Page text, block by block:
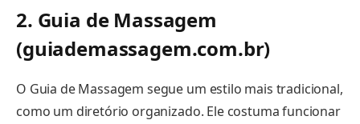
2. Guia de Massagem
(guiademassagem.com.br)
O Guia de Massagem segue um estilo mais tradicional,
como um diretório organizado. Ele costuma funcionar